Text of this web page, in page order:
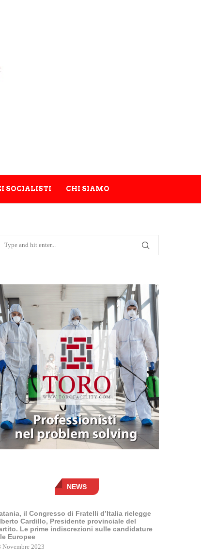
SOCIALISTI CHI SIAMO
NEWS
il Congresso di Fratelli d’Italia rielegge
Cardillo, Presidente provinciale del
Le prime indiscrezioni sulle candidature
Europee
Novembre 2023